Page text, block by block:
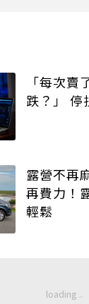
「每次賣
跌？」 停
露營不再
再費力！
輕鬆